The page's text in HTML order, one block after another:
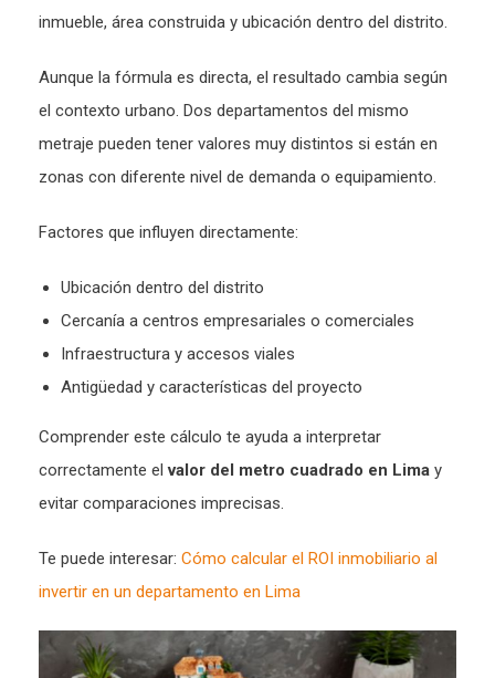
inmueble, área construida y ubicación dentro del distrito.
Aunque la fórmula es directa, el resultado cambia según
el contexto urbano. Dos departamentos del mismo
metraje pueden tener valores muy distintos si están en
zonas con diferente nivel de demanda o equipamiento.
Factores que influyen directamente:
Ubicación dentro del distrito
Cercanía a centros empresariales o comerciales
Infraestructura y accesos viales
Antigüedad y características del proyecto
Comprender este cálculo te ayuda a interpretar
correctamente elvalor del metro cuadrado en Lima y
evitar comparaciones imprecisas.
Te puede interesar: Cómo calcular el ROI inmobiliario al
invertir en un departamento en Lima